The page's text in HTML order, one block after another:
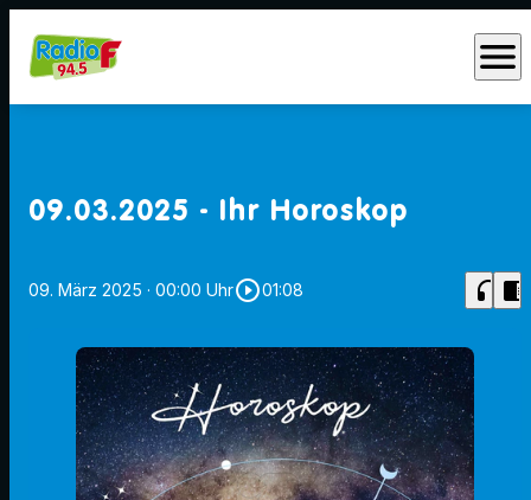
menu
09.03.2025 - Ihr Horoskop
09. März 2025 · 00:00 Uhrplay_circle_outline01:08 headphones chrome_reader_mode